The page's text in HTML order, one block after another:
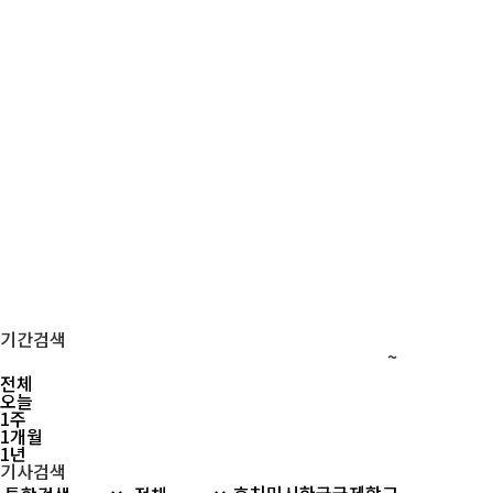
기간검색
~
전체
오늘
1주
1개월
1년
기사검색